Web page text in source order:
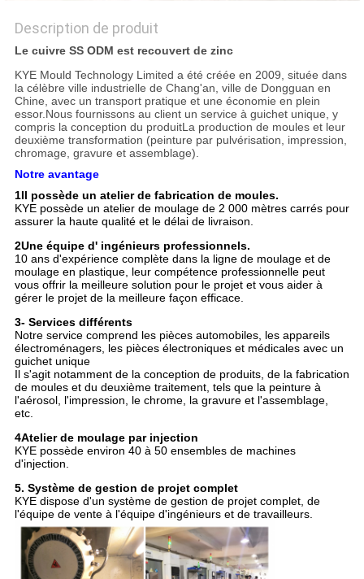
Description de produit
Le cuivre SS ODM est recouvert de zinc
KYE Mould Technology Limited a été créée en 2009, située dans
la célèbre ville industrielle de Chang'an, ville de Dongguan en
Chine, avec un transport pratique et une économie en plein
essor.Nous fournissons au client un service à guichet unique, y
compris la conception du produitLa production de moules et leur
deuxième transformation (peinture par pulvérisation, impression,
chromage, gravure et assemblage).
Notre avantage
1Il possède un atelier de fabrication de moules.
KYE possède un atelier de moulage de 2 000 mètres carrés pour
assurer la haute qualité et le délai de livraison.
2Une équipe d' ingénieurs professionnels.
10 ans d'expérience complète dans la ligne de moulage et de
moulage en plastique, leur compétence professionnelle peut
vous offrir la meilleure solution pour le projet et vous aider à
gérer le projet de la meilleure façon efficace.
3- Services différents
Notre service comprend les pièces automobiles, les appareils
électroménagers, les pièces électroniques et médicales avec un
guichet unique
Il s'agit notamment de la conception de produits, de la fabrication
de moules et du deuxième traitement, tels que la peinture à
l'aérosol, l'impression, le chrome, la gravure et l'assemblage,
etc.
4Atelier de moulage par injection
KYE possède environ 40 à 50 ensembles de machines
d'injection.
5. Système de gestion de projet complet
KYE dispose d'un système de gestion de projet complet, de
l'équipe de vente à l'équipe d'ingénieurs et de travailleurs.